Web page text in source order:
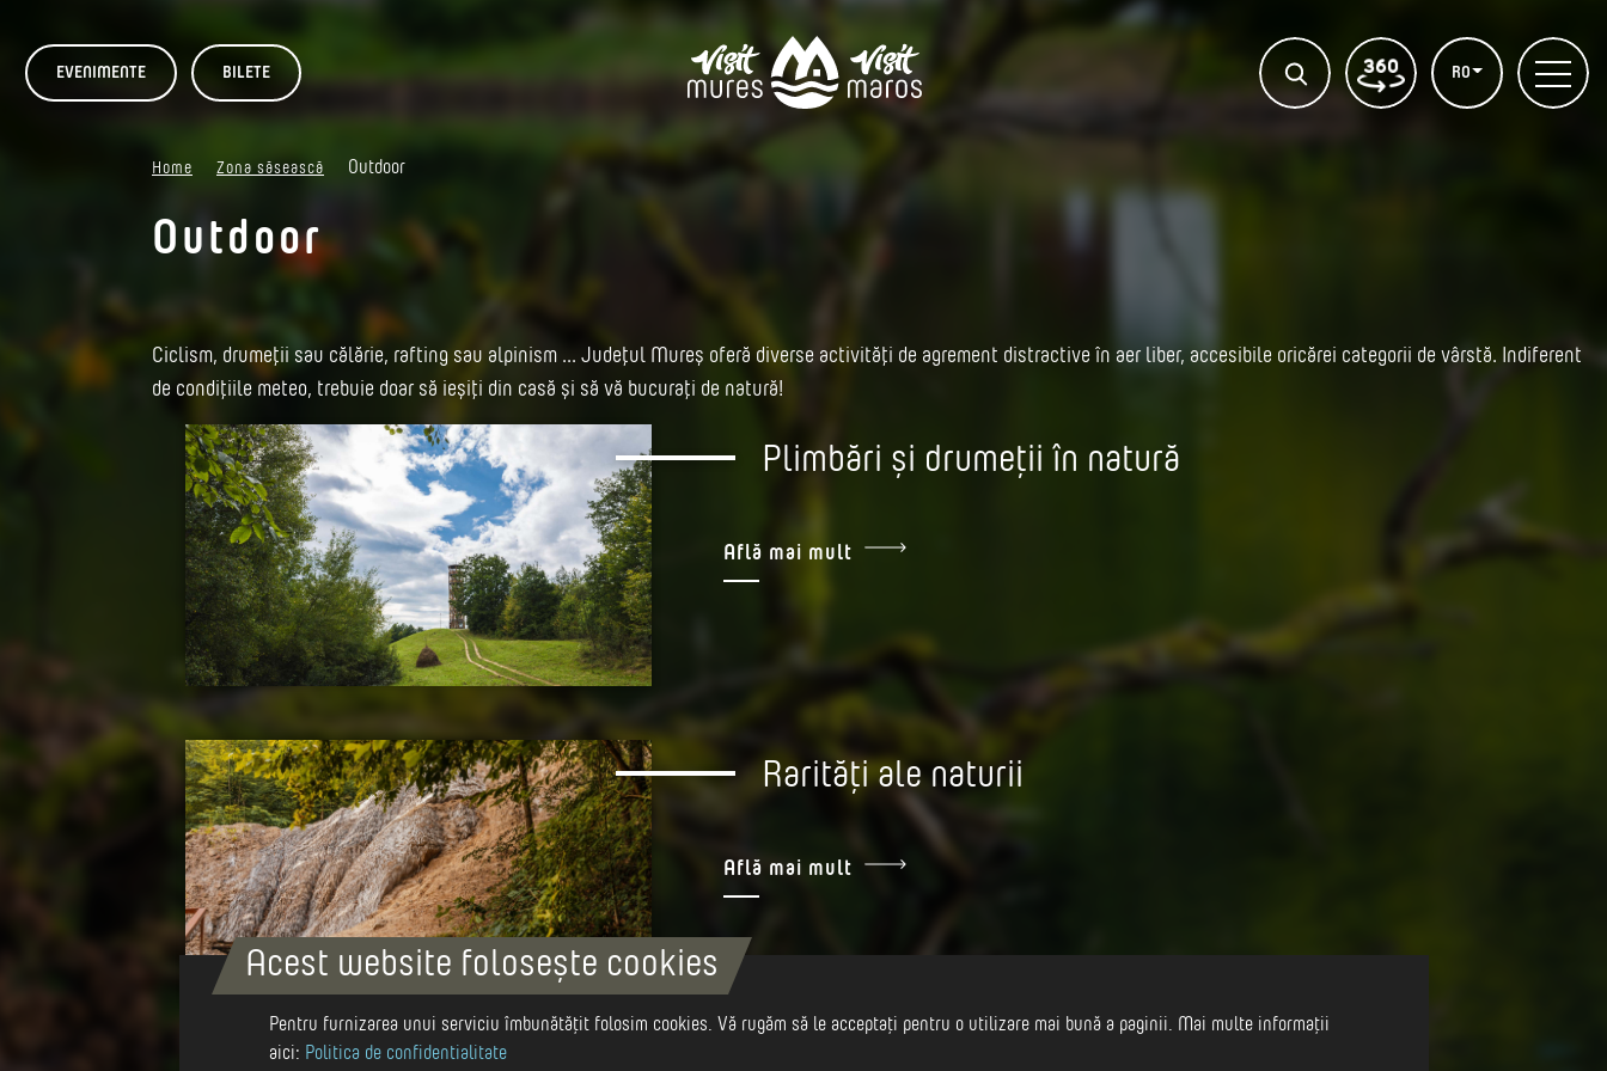
EVENIMENTE BILETE RO
Home Zona săsească Outdoor
Outdoor
Ciclism, drumeții sau călărie, rafting sau alpinism ... Județul Mureș oferă diverse activități de agrement distractive în aer liber, accesibile oricărei categorii de vârstă. Indiferent
de condițiile meteo, trebuie doar să ieșiți din casă și să vă bucurați de natură!
Plimbări și drumeții în natură
Află mai mult
Rarități ale naturii
Află mai mult
Acest website folosește cookies
Pentru furnizarea unui serviciu îmbunătățit folosim cookies. Vă rugăm să le acceptați pentru o utilizare mai bună a paginii. Mai multe informații
aici: Politica de confidentialitate